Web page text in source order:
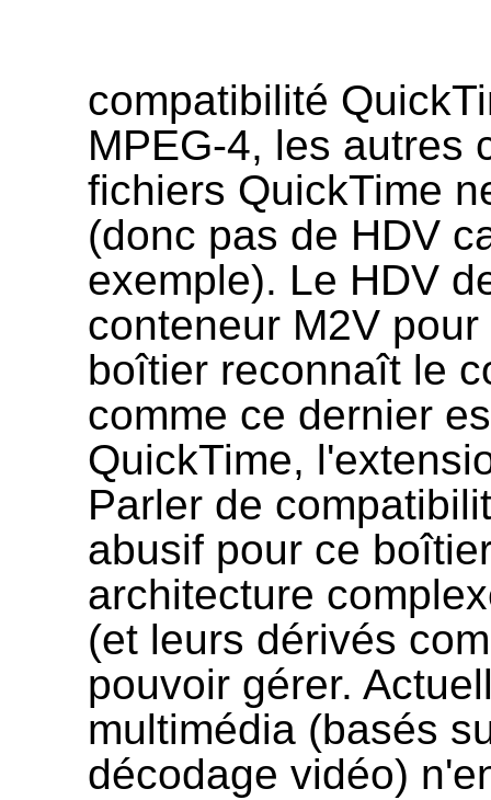
compatibilité
MPEG-4, les autres
fichiers QuickTime
(donc pas de HDV
exemple). Le HDV
conteneur M2V
boîtier reconnaît le
comme ce dernier
QuickTime,
Parler de
abusif pour ce
architecture
(et leurs dérivés
pouvoir gérer.
multimédia (basés
décodage vidéo)